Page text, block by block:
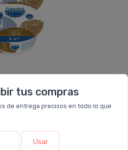
tus compras
de entrega precisos en todo lo que
Usar
$48.711